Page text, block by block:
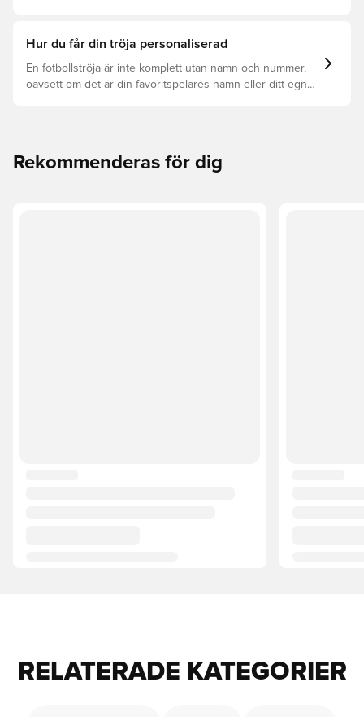
Hur du får din tröja personaliserad
En fotbollströja är inte komplett utan namn och nummer,
oavsett om det är din favoritspelares namn eller ditt egna.
Rekommenderas för dig
RELATERADE KATEGORIER